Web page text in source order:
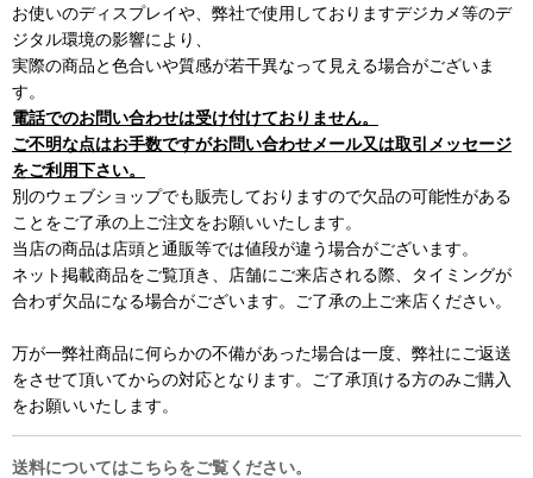
お使いのディスプレイや、弊社で使用しておりますデジカメ等のデ
ジタル環境の影響により、
実際の商品と色合いや質感が若干異なって見える場合がございま
す。
電話でのお問い合わせは受け付けておりません。
ご不明な点はお手数ですがお問い合わせメール又は取引メッセージ
をご利用下さい。
別のウェブショップでも販売しておりますので欠品の可能性がある
ことをご了承の上ご注文をお願いいたします。
当店の商品は店頭と通販等では値段が違う場合がございます。
ネット掲載商品をご覧頂き、店舗にご来店される際、タイミングが
合わず欠品になる場合がございます。ご了承の上ご来店ください。
万が一弊社商品に何らかの不備があった場合は一度、弊社にご返送
をさせて頂いてからの対応となります。ご了承頂ける方のみご購入
をお願いいたします。
送料についてはこちらをご覧ください。